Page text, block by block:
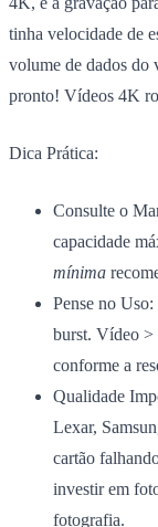
tinha velocidade de
volume de dados
pronto! Vídeos 4K
Dica Prática:
Consulte o
capacidade
mínima
Pense no Uso:
burst. Vídeo >
conforme a
Qualidade
Lexar,
cartão
investir em
fotografia.